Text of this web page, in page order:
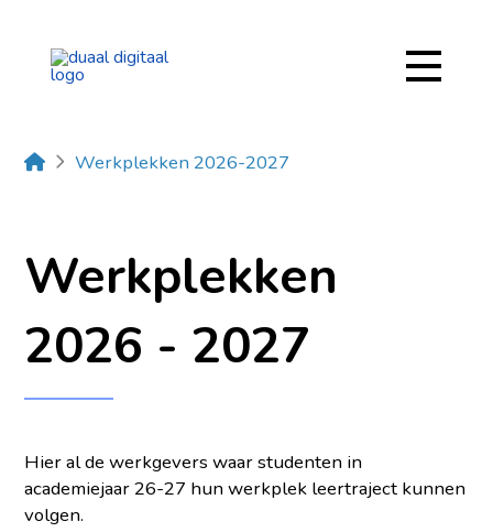
HomeWerkplekken 2026-2027
Werkplekken
2026 - 2027
Hier al de werkgevers waar studenten in
academiejaar 26-27 hun werkplek leertraject kunnen
volgen.